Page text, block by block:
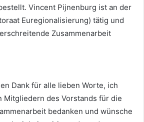
Vincent Pijnenburg ist an der
Euregionalisierung) tätig und
Zusammenarbeit
Dank für alle lieben Worte, ich
Mitgliedern des Vorstands für die
bedanken und wünsche